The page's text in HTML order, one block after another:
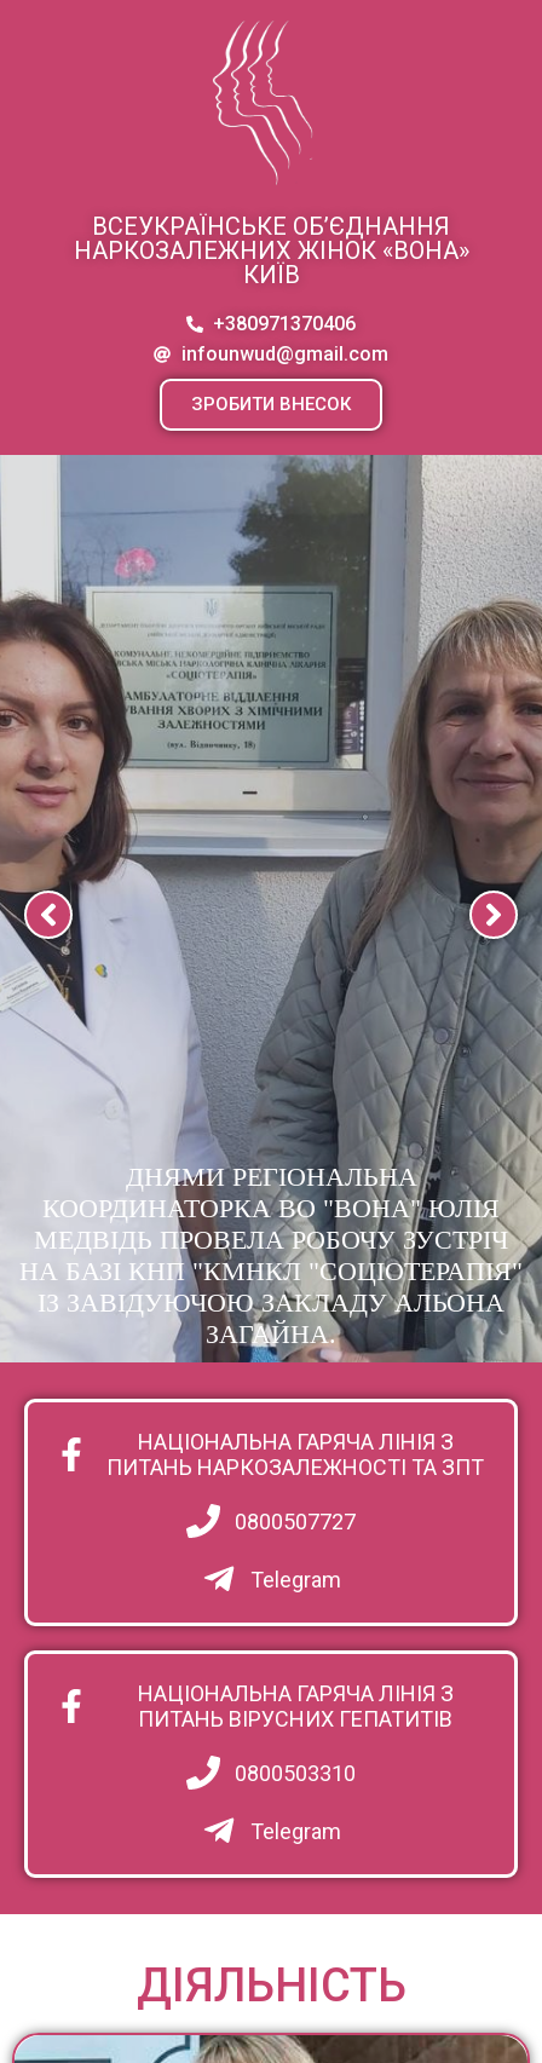
ВСЕУКРАЇНСЬКЕ ОБ’ЄДНАННЯ
НАРКОЗАЛЕЖНИХ ЖІНОК «ВОНА»
КИЇВ
+380971370406
infounwud@gmail.com
ЗРОБИТИ ВНЕСОК
ДНЯМИ РЕГІОНАЛЬНА
КООРДИНАТОРКА ВО "ВОНА" ЮЛІЯ
МЕДВІДЬ ПРОВЕЛА РОБОЧУ ЗУСТРІЧ
НА БАЗІ КНП "КМНКЛ "СОЦІОТЕРАПІЯ"
ІЗ ЗАВІДУЮЧОЮ ЗАКЛАДУ АЛЬОНА
ЗАГАЙНА.
НАЦІОНАЛЬНА ГАРЯЧА ЛІНІЯ З
ПИТАНЬ НАРКОЗАЛЕЖНОСТІ ТА ЗПТ
0800507727
Telegram
НАЦІОНАЛЬНА ГАРЯЧА ЛІНІЯ З
ПИТАНЬ ВІРУСНИХ ГЕПАТИТІВ
0800503310
Telegram
ДІЯЛЬНІСТЬ